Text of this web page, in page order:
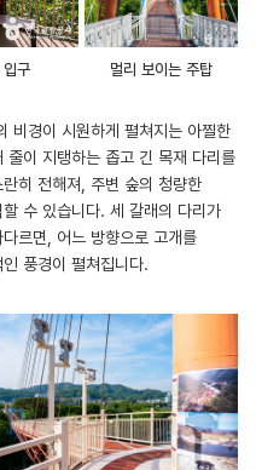
구 멀리 보이는 주탑
비경이 시원하게 펼쳐지는 아찔한
줄이 지탱하는 좁고 긴 목재 다리를
히 전해져, 주변 숲의 청량한
수 있습니다. 세 갈래의 다리가
르면, 어느 방향으로 고개를
풍경이 펼쳐집니다.